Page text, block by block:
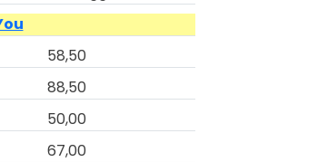
58,50
88,50
50,00
67,00